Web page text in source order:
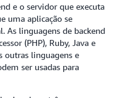
e o servidor que executa
uma aplicação se
As linguagens de backend
(PHP), Ruby, Java e
outras linguagens e
ser usadas para